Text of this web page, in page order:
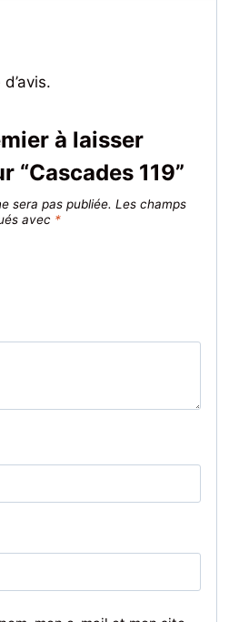
à laisser
“Cascades 119”
sera pas publiée. Les champs
avec *